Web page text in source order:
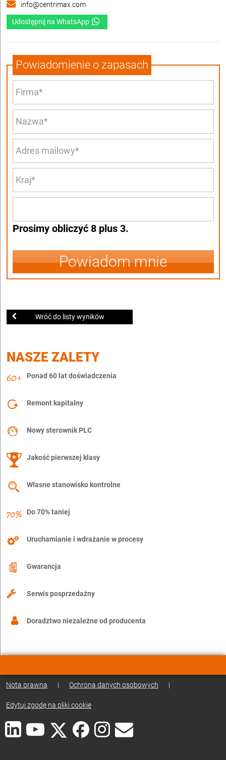
info@centrimax.com
Udostępnij na WhatsApp
Powiadomienie o zapasach
Prosimy obliczyć 8 plus 3.
Powiadom mnie
Wróć do listy wyników
NASZE ZALETY
Ponad 60 lat doświadczenia
Remont kapitalny
Nowy sterownik PLC
Jakość pierwszej klasy
Własne stanowisko kontrolne
Do 70% taniej
Uruchamianie i wdrażanie w procesy
Gwarancja
Serwis posprzedażny
Doradztwo niezależne od producenta
Nota prawna | Ochrona danych osobowych |
Edytuj zgodę na pliki cookie